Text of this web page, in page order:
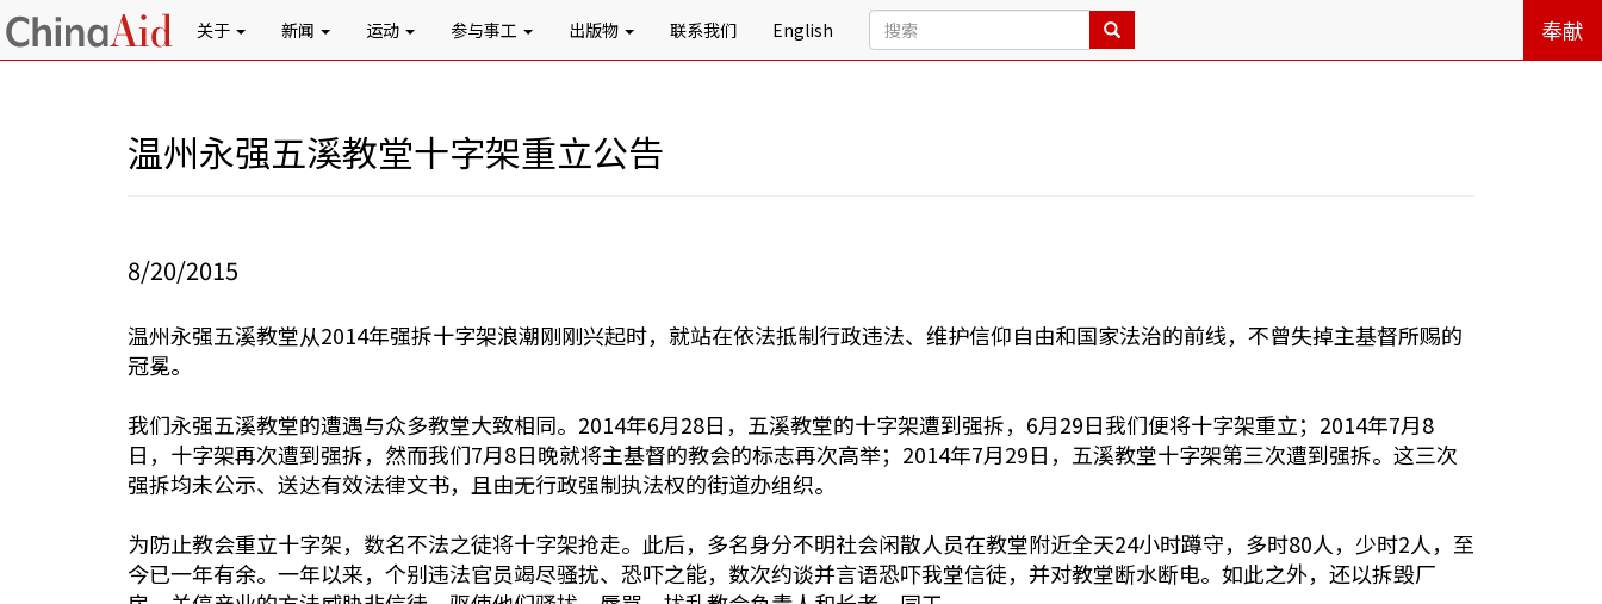
关于 新闻 运动 参与事工 出版物 联系我们 English 奉献
温州永强五溪教堂十字架重立公告
8/20/2015
温州永强五溪教堂从2014年强拆十字架浪潮刚刚兴起时，就站在依法抵制行政违法、维护信仰自由和国家法治的前线，不曾失掉主基督所赐的
冠冕。
我们永强五溪教堂的遭遇与众多教堂大致相同。2014年6月28日，五溪教堂的十字架遭到强拆，6月29日我们便将十字架重立；2014年7月8
日，十字架再次遭到强拆，然而我们7月8日晚就将主基督的教会的标志再次高举；2014年7月29日，五溪教堂十字架第三次遭到强拆。这三次
强拆均未公示、送达有效法律文书，且由无行政强制执法权的街道办组织。
为防止教会重立十字架，数名不法之徒将十字架抢走。此后，多名身分不明社会闲散人员在教堂附近全天24小时蹲守，多时80人，少时2人，至
今已一年有余。一年以来，个别违法官员竭尽骚扰、恐吓之能，数次约谈并言语恐吓我堂信徒，并对教堂断水断电。如此之外，还以拆毁厂